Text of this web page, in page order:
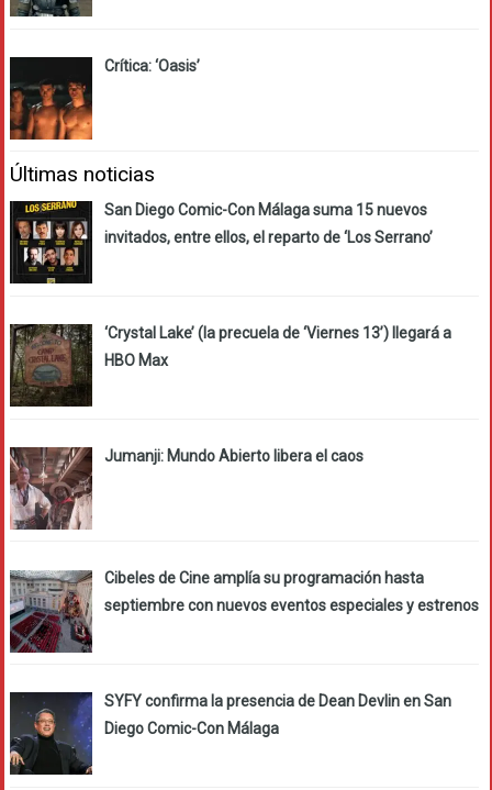
Crítica: ‘Oasis’
Últimas noticias
San Diego Comic-Con Málaga suma 15 nuevos
invitados, entre ellos, el reparto de ‘Los Serrano’
‘Crystal Lake’ (la precuela de ‘Viernes 13’) llegará a
HBO Max
Jumanji: Mundo Abierto libera el caos
Cibeles de Cine amplía su programación hasta
septiembre con nuevos eventos especiales y estrenos
SYFY confirma la presencia de Dean Devlin en San
Diego Comic-Con Málaga